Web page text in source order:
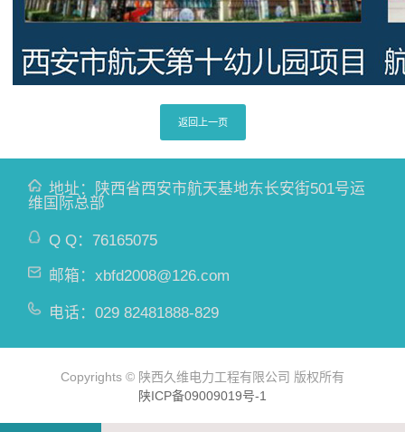
返回上一页
地址：陕西省西安市航天基地东长安街501号运
维国际总部
Q Q： 76165075
邮箱： xbfd2008@126.com
电话： 029 82481888-829
Copyrights © 陕西久维电力工程有限公司 版权所有
陕ICP备09009019号-1